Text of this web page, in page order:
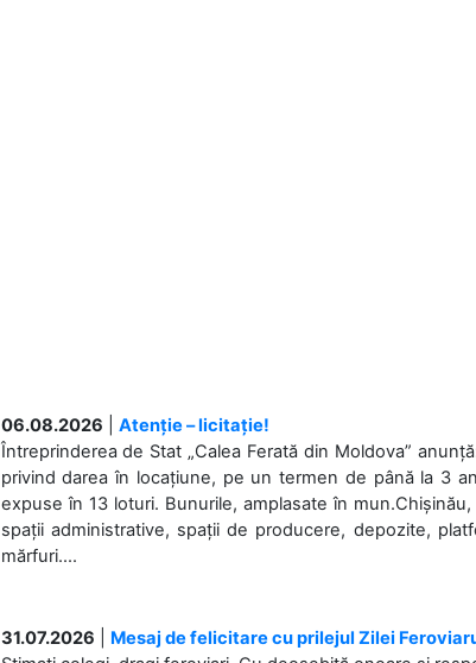
06.08.2026
Atenție – licitație!
Întreprinderea de Stat „Calea Ferată din Moldova”
privind darea în locațiune, pe un termen de până la 3
expuse în 13 loturi. Bunurile, amplasate în
spații administrative, spații de producere, depozite,
mărfuri....
31.07.2026
Mesaj de felicitare cu prilejul Zilei